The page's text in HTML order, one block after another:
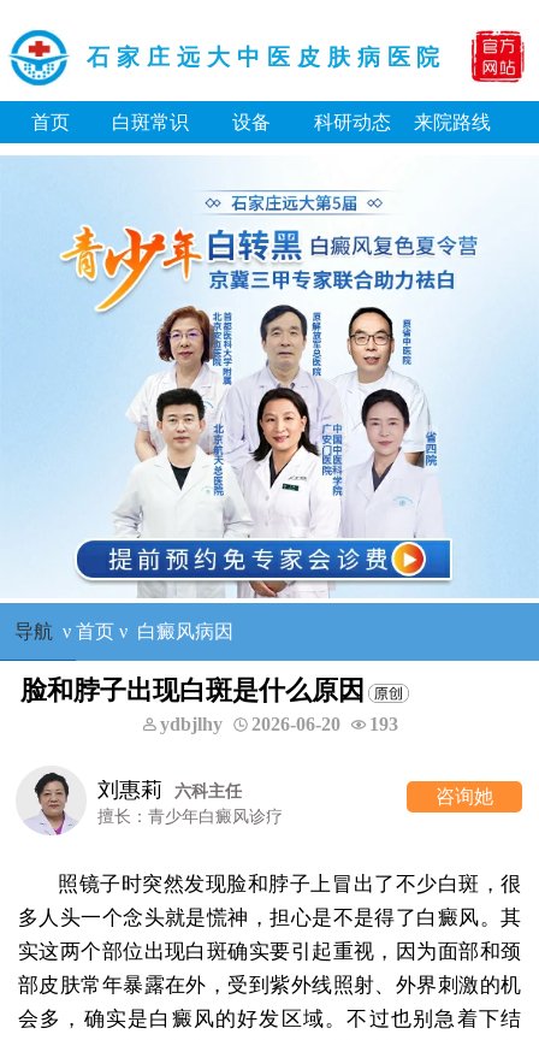
石家庄远大中医皮肤病医院
首页 白斑常识 设备 科研动态 来院路线
导航 ν 首页ν 白癜风病因
脸和脖子出现白斑是什么原因
ydbjlhy 2026-06-20 193
刘惠莉
六科主任
擅长：青少年白癜风诊疗
咨询她
照镜子时突然发现脸和脖子上冒出了不少白斑，很
多人头一个念头就是慌神，担心是不是得了白癜风。其
实这两个部位出现白斑确实要引起重视，因为面部和颈
部皮肤常年暴露在外，受到紫外线照射、外界刺激的机
会多，确实是白癜风的好发区域。不过也别急着下结